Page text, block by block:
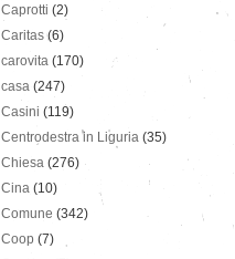
Caprotti (2)
Caritas (6)
carovita (170)
casa (247)
Casini (119)
Centrodestra in Liguria (35)
Chiesa (276)
Cina (10)
Comune (342)
Coop (7)